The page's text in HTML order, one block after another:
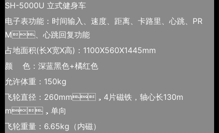
SH-5000U 立式健身车
电子表功能：时间输入、速度、距离、卡路里、心跳、PR
M、心跳回复功能
占地面积(长X宽X高)：1100X560X1445mm
颜 色：深蓝黑色+橘红色
允许体重：150kg
飞轮直径：260mm，4片磁铁，轴心长130m
m，单向
飞轮重量：6.65kg（内磁）